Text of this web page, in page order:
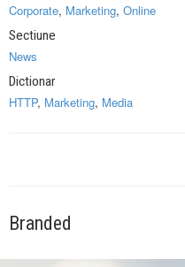
Corporate, Marketing, Online
Sectiune
News
Dictionar
HTTP, Marketing, Media
Branded